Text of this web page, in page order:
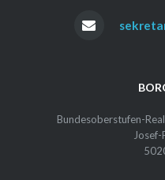
Bundesoberstufen-